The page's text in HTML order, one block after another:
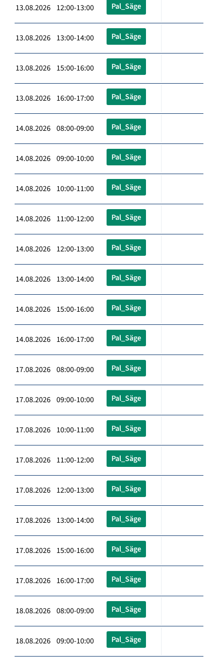
13.08.2026 12:00-13:00 Pal_Säge
13.08.2026 13:00-14:00 Pal_Säge
13.08.2026 15:00-16:00 Pal_Säge
13.08.2026 16:00-17:00 Pal_Säge
14.08.2026 08:00-09:00 Pal_Säge
14.08.2026 09:00-10:00 Pal_Säge
14.08.2026 10:00-11:00 Pal_Säge
14.08.2026 11:00-12:00 Pal_Säge
14.08.2026 12:00-13:00 Pal_Säge
14.08.2026 13:00-14:00 Pal_Säge
14.08.2026 15:00-16:00 Pal_Säge
14.08.2026 16:00-17:00 Pal_Säge
17.08.2026 08:00-09:00 Pal_Säge
17.08.2026 09:00-10:00 Pal_Säge
17.08.2026 10:00-11:00 Pal_Säge
17.08.2026 11:00-12:00 Pal_Säge
17.08.2026 12:00-13:00 Pal_Säge
17.08.2026 13:00-14:00 Pal_Säge
17.08.2026 15:00-16:00 Pal_Säge
17.08.2026 16:00-17:00 Pal_Säge
18.08.2026 08:00-09:00 Pal_Säge
18.08.2026 09:00-10:00 Pal_Säge